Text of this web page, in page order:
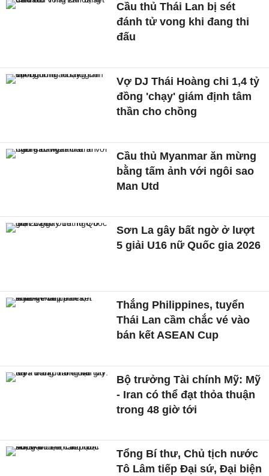
Cầu thủ Thái Lan bị sét
đánh tử vong khi đang thi
đấu
Vợ DJ Thái Hoàng chi 1,4 tỷ
đồng 'chạy' giám định tâm
thần cho chồng
Cầu thủ Myanmar ăn mừng
bằng tấm ảnh với ngôi sao
Man Utd
Sơn La gây bất ngờ ở lượt
5 giải U16 nữ Quốc gia 2026
Thắng Philippines, tuyển
Thái Lan cầm chắc vé vào
bán kết ASEAN Cup
Bộ trưởng Tài chính Mỹ: Mỹ
- Iran có thể đạt thỏa thuận
trong 48 giờ tới
Tổng Bí thư, Chủ tịch nước
Tô Lâm tiếp Đại sứ, Đại biện